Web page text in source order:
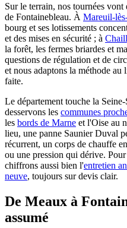
Sur le terrain, nos tournées
de Fontainebleau. À Mareuil-
bourg et ses lotissements
et des mises en sécurité ; à
la forêt, les fermes briardes et
questions de régulation et de
et nous adaptons la méthode
faite.
Le département touche la
desservons les communes
les bords de Marne et l'Oise au
lieu, une panne Saunier Duval
récurrent, un corps de chauffe
ou une pression qui dérive.
chiffrons aussi bien l'entretien
neuve, toujours sur devis clair.
De Meaux à
assumé